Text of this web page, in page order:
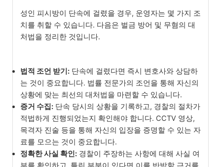
성인 피시방이 단속에 걸렸을 경우, 운영자는 몇 가지 조
치를 취할 수 있습니다. 다음은 벌금 방어 및 무혐의 대
처법을 정리한 것입니다.
법적 조언 받기: 단속에 걸렸다면 즉시 변호사와 상담하
는 것이 중요합니다. 법률 전문가의 조언을 통해 자신의
상황에 맞는 최선의 대처법을 마련할 수 있습니다.
증거 수집: 단속 당시의 상황을 기록하고, 경찰의 절차가
적법하게 진행되었는지 확인해야 합니다. CCTV 영상,
목격자 진술 등을 통해 자신의 입장을 증명할 수 있는 자
료를 모으는 것이 중요합니다.
정확한 사실 확인: 경찰이 주장하는 사항에 대해 사실 여